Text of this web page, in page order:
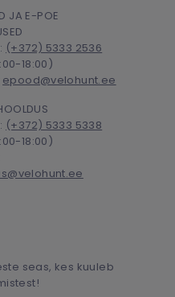
JA E-POE
(+372) 5333 2536
18:00)
epood@velohunt.ee
(+372) 5333 5338
18:00)
seas, kes kuuleb